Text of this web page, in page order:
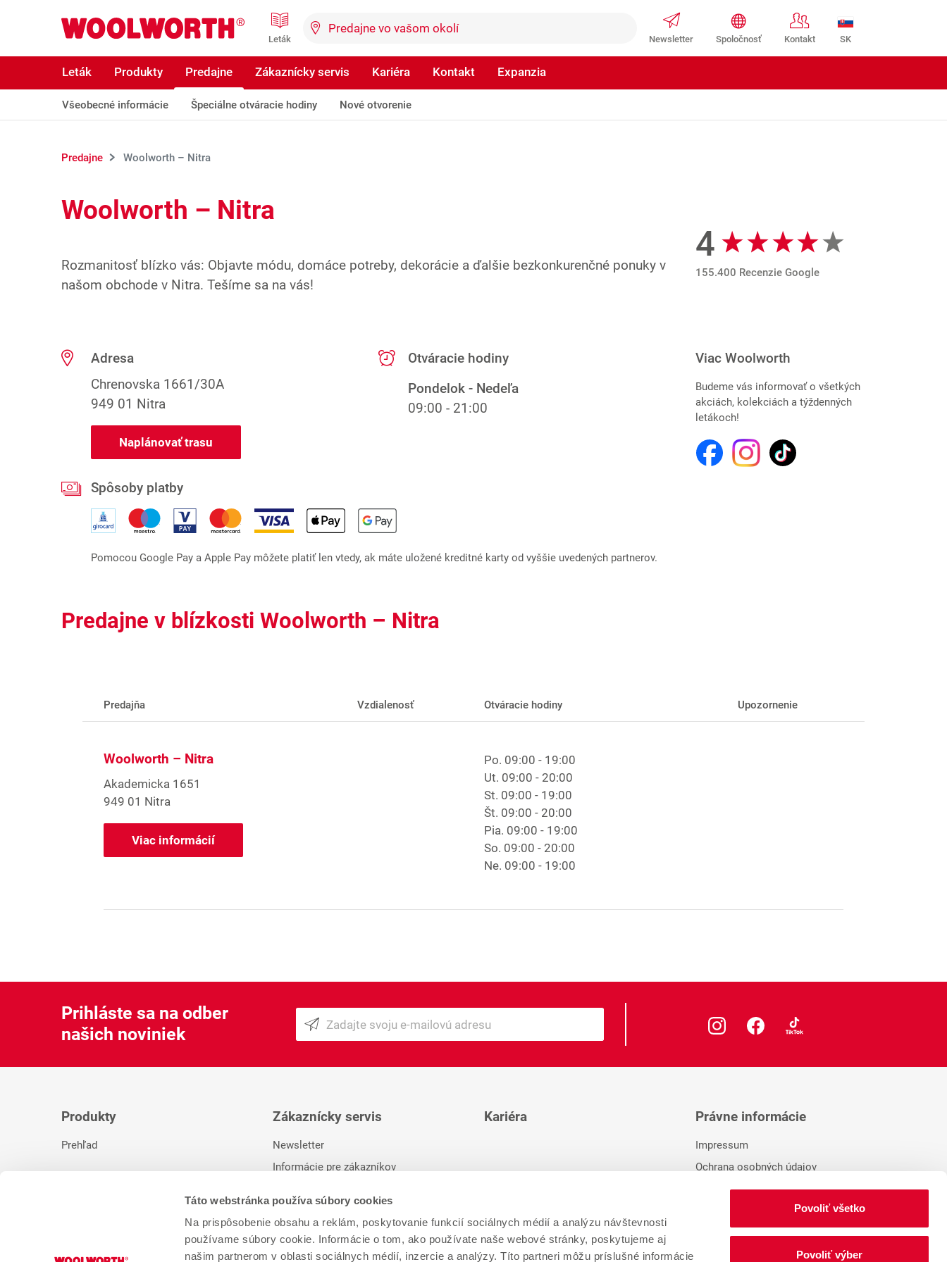
Táto webstránka používa súbory cookies
Na prispôsobenie obsahu a reklám, poskytovanie funkcií sociálnych médií a analýzu návštevnosti
používame súbory cookie. Informácie o tom, ako používate naše webové stránky, poskytujeme aj
našim partnerom v oblasti sociálnych médií, inzercie a analýzy. Títo partneri môžu príslušné informácie
Povoliť všetko
Povoliť výber
Woolworth GmbH SK
Leták Newsletter Spoločnosť Kontakt
Leták Produkty Predajne Zákaznícky servis Kariéra Kontakt Expanzia
Všeobecné informácie Špeciálne otváracie hodiny Nové otvorenie
Predajne Woolworth – Nitra
Woolworth – Nitra
Rozmanitosť blízko vás: Objavte módu, domáce potreby, dekorácie a ďalšie bezkonkurenčné ponuky v
našom obchode v Nitra. Tešíme sa na vás!
Recenzie Google
4
155.400 Recenzie Google
Adresa
Chrenovska 1661/30A
949 01 Nitra
Naplánovať trasu
Otváracie hodiny
Pondelok - Nedeľa
09:00 - 21:00
Spôsoby platby
Pomocou Google Pay a Apple Pay môžete platiť len vtedy, ak máte uložené kreditné karty od vyššie uvedených partnerov.
Viac Woolworth
Budeme vás informovať o všetkých
akciách, kolekciách a týždenných
letákoch!
Predajne v blízkosti Woolworth – Nitra
Predajňa Vzdialenosť Otváracie hodiny Upozornenie
Woolworth – Nitra
Akademicka 1651
949 01 Nitra
Viac informácií
Po. 09:00 - 19:00
Ut. 09:00 - 20:00
St. 09:00 - 19:00
Št. 09:00 - 20:00
Pia. 09:00 - 19:00
So. 09:00 - 20:00
Ne. 09:00 - 19:00
Prihláste sa na odber
našich noviniek
Produkty
Prehľad
Zákaznícky servis
Newsletter
Informácie pre zákazníkov
Kariéra Právne informácie
Impressum
Ochrana osobných údajov
Zmeniť súhlas so súbormi cookie
* Naša predchádzajúca cena. ** RRP výrobcu.